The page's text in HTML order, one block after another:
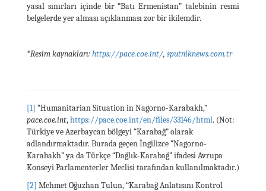
yasal sınırları içinde bir “Batı Ermenistan” talebinin resmi
belgelerde yer alması açıklanması zor bir ikilemdir.
*Resim kaynakları: https://pace.coe.int/, sputniknews.com.tr
[1] “Humanitarian Situation in Nagorno-Karabakh,”
pace.coe.int,https://pace.coe.int/en/files/33146/html. (Not:
Türkiye ve Azerbaycan bölgeyi “Karabağ” olarak
adlandırmaktadır. Burada geçen İngilizce “Nagorno-
Karabakh” ya da Türkçe “Dağlık-Karabağ” ifadesi Avrupa
Konseyi Parlamenterler Meclisi tarafından kullanılmaktadır.)
[2] Mehmet Oğuzhan Tulun, “Karabağ Anlatısını Kontrol